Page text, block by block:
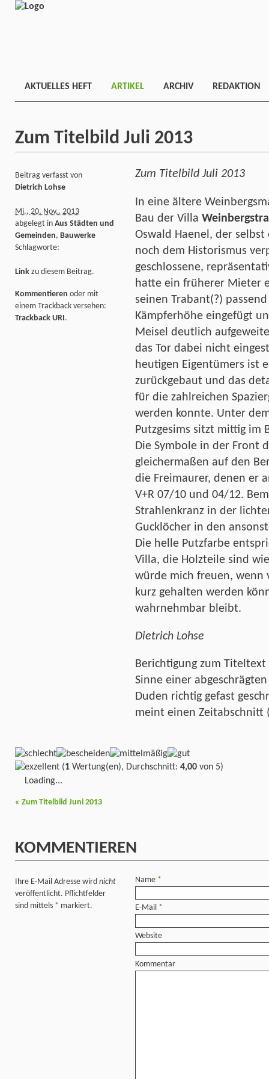
AKTUELLES HEFT ARTIKEL ARCHIV REDAKTION
Zum Titelbild Juli 2013
Zum Titelbild Juli 2013
In eine ältere
Bau der Villa
Oswald Haenel, der
noch dem Historismus
geschlossene,
hatte ein früherer Mieter
seinen Trabant(?)
Kämpferhöhe eingefügt
Meisel deutlich
das Tor dabei nicht
heutigen Eigentümers ist
zurückgebaut und das
für die zahlreichen
werden konnte. Unter
Putzgesims sitzt mittig im
Die Symbole in der Front
gleichermaßen auf den
die Freimaurer, denen er
V+R 07/10 und 04/12.
Strahlenkranz in der
Gucklöcher in den
Die helle Putzfarbe
Villa, die Holzteile sind
würde mich freuen, wenn
kurz gehalten werden
wahrnehmbar bleibt.
Dietrich Lohse
Berichtigung zum Titeltext
Sinne einer
Duden richtig gefast
meint einen Zeitabschnitt
Beitrag verfasst von
Dietrich Lohse
Mi., 20. Nov.. 2013
abgelegt in Aus Städten und
Gemeinden, Bauwerke
Schlagworte:
Link zu diesem Beitrag.
Kommentieren oder mit
einem Trackback versehen:
Trackback URI.
(1 Wertung(en), Durchschnitt: 4,00 von 5)
Loading...
« Zum Titelbild Juni 2013
KOMMENTIEREN
Ihre E-Mail Adresse wird nicht
veröffentlicht. Pflichtfelder
sind mittels * markiert.
Name *
E-Mail *
Website
Kommentar